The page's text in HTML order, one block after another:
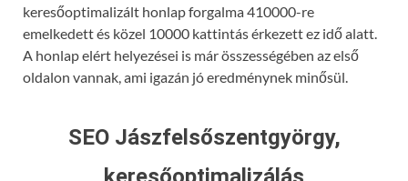
keresőoptimalizált honlap forgalma 410000-re
emelkedett és közel 10000 kattintás érkezett ez idő alatt.
A honlap elért helyezései is már összességében az első
oldalon vannak, ami igazán jó eredménynek minősül.
SEO Jászfelsőszentgyörgy,